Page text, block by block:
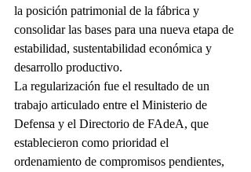
la posición patrimonial de la fábrica y
consolidar las bases para una nueva etapa de
estabilidad, sustentabilidad económica y
desarrollo productivo.
La regularización fue el resultado de un
trabajo articulado entre el Ministerio de
Defensa y el Directorio de FAdeA, que
establecieron como prioridad el
ordenamiento de compromisos pendientes,